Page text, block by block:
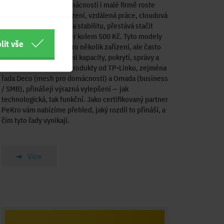
dnešní době, kdy v domácnosti i malé firmě roste
počet připojených zařízení, vzdálená práce, cloudová
správa a vyšší nároky na stabilitu, přestává stačit
levný bezdrátový router kolem 500 Kč. Tyto modely
sice umožní internet pro několik zařízení, ale často
se potýkají s omezeními kapacity, pokrytí, správy a
bezpečnosti. Naopak produkty od TP-Linku, zejména
řada Deco (mesh pro domácnosti) a Omada (business
/ SMB), přinášejí výrazná vylepšení — jak
technologická, tak funkční. Jako certifikovaný partner
PeKro vám nabízíme přehled, jaký rozdíl to přináší, a
čím tyto řady vynikají.
Více
vše